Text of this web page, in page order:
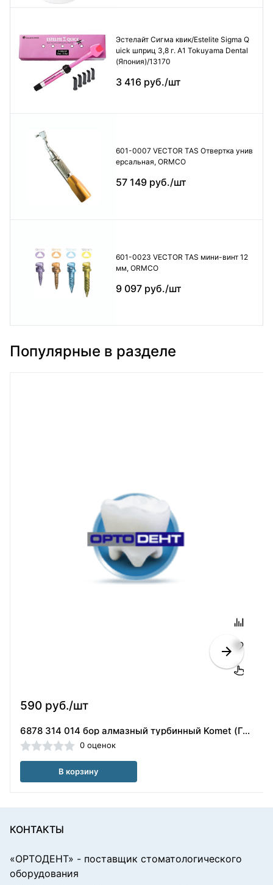
Эстелайт Сигма квик/Estelite Sigma Q
uick шприц 3,8 г. А1 Tokuyama Dental
(Япония)/13170
3 416 руб./шт
601-0007 VECTOR TAS Отвертка унив
ерсальная, ORMCO
57 149 руб./шт
601-0023 VECTOR TAS мини-винт 12
мм, ORMCO
9 097 руб./шт
Популярные в разделе
590 руб./шт
6878 314 014 бор алмазный турбинный Komet (Германия)
0 оценок
В корзину
КОНТАКТЫ
«ОРТОДЕНТ» - поставщик стоматологического
оборудования